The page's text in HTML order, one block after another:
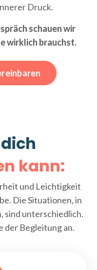
Druck.
schauen wir
wirklich brauchst.
kann:
und Leichtigkeit
Die Situationen, in
sind unterschiedlich.
der Begleitung an.